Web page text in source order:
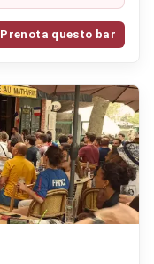
Prenota questo bar